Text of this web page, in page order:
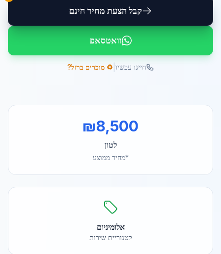
קבל הצעת מחיר חינם
וואטסאפ
חייגו עכשיו ♻️ מוכרים ברזל?
₪8,500
לטון
*מחיר ממוצע
אלומיניום
קטגוריית שירות